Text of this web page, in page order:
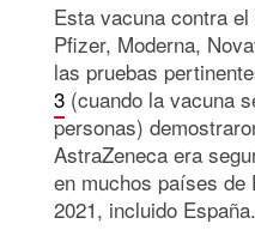
Esta vacuna contra
Pfizer, Moderna,
las pruebas
3 (cuando la vacuna
personas)
AstraZeneca era
en muchos países de
2021, incluido España.